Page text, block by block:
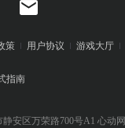
策 用户协议 游戏大厅
指南
安区万荣路700号A1 心动